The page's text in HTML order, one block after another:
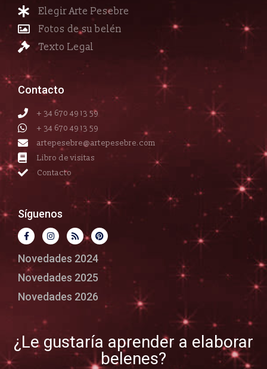
Elegir Arte Pesebre
Fotos de su belén
Texto Legal
Contacto
+ 34 670 49 13 59
+ 34 670 49 13 59
artepesebre@artepesebre.com
Libro de visitas
Contacto
Síguenos
Novedades 2024
Novedades 2025
Novedades 2026
¿Le gustaría aprender a elaborar
belenes?